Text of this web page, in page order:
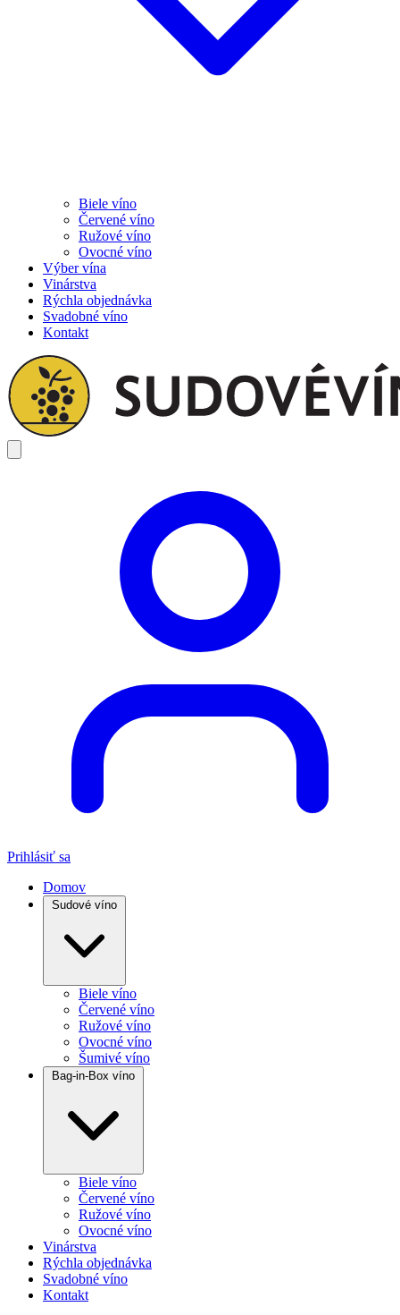
Biele víno
Červené víno
Ružové víno
Ovocné víno
Výber vína
Vinárstva
Rýchla objednávka
Svadobné víno
Kontakt
Prihlásiť sa
Domov
Sudové víno
Biele víno
Červené víno
Ružové víno
Ovocné víno
Šumivé víno
Bag-in-Box víno
Biele víno
Červené víno
Ružové víno
Ovocné víno
Vinárstva
Rýchla objednávka
Svadobné víno
Kontakt